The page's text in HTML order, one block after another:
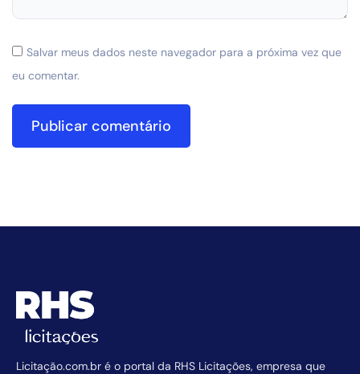
Salvar meus dados neste navegador para a próxima vez que
eu comentar.
Licitação.com.br é o portal da RHS Licitações, empresa que